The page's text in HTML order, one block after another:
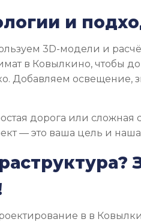
и
3D-модели и
в Ковылкино, чтобы
Добавляем освещение,
дорога или сложная
— это ваша цель и наша
в в